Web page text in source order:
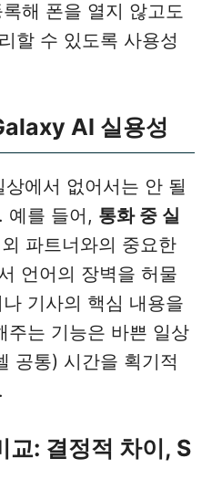
해 폰을 열지 않고도
할 수 있도록 사용성
AI 실용성
에서 없어서는 안 될
예를 들어, 통화 중 실
파트너와의 중요한
언어의 장벽을 허물
기사의 핵심 내용을
주는 기능은 바쁜 일상
공통) 시간을 획기적
교: 결정적 차이, S